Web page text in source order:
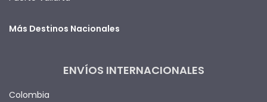
Más Destinos Nacionales
ENVÍOS INTERNACIONALES
Colombia